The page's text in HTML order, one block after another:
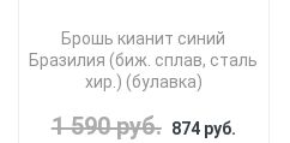
Брошь кианит синий
Бразилия (биж. сплав, сталь
хир.) (булавка)
1 590 руб. 874 руб.